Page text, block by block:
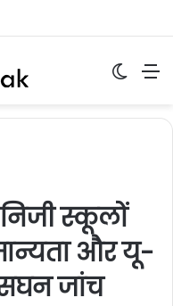
स्कूलों
और यू-
सघन जांच